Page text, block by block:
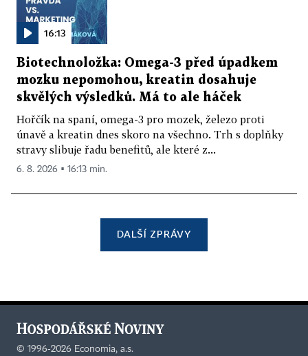
16:13
Biotechnoložka: Omega-3 před úpadkem
mozku nepomohou, kreatin dosahuje
skvělých výsledků. Má to ale háček
Hořčík na spaní, omega-3 pro mozek, železo proti
únavě a kreatin dnes skoro na všechno. Trh s doplňky
stravy slibuje řadu benefitů, ale které z...
6. 8. 2026 ▪ 16:13 min.
DALŠÍ ZPRÁVY
© 1996-2026 Economia, a.s.